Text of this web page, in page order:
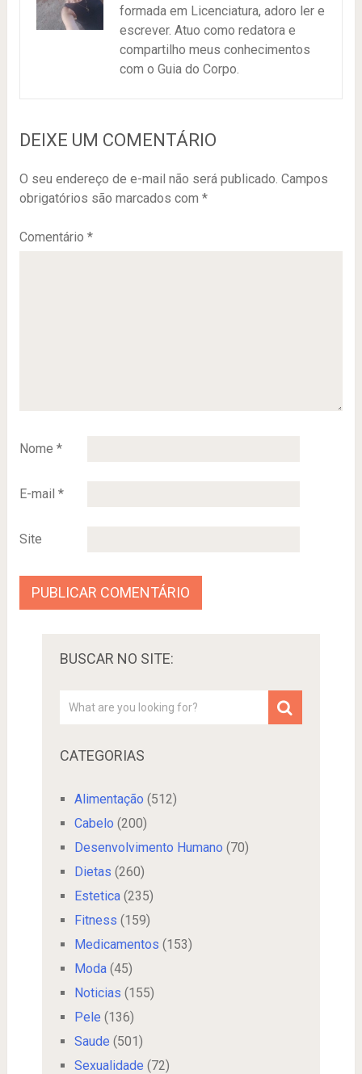
formada em Licenciatura, adoro ler e
escrever. Atuo como redatora e
compartilho meus conhecimentos
com o Guia do Corpo.
DEIXE UM COMENTÁRIO
O seu endereço de e-mail não será publicado. Campos
obrigatórios são marcados com *
Comentário *
Nome *
E-mail *
Site
BUSCAR NO SITE:
CATEGORIAS
Alimentação (512)
Cabelo (200)
Desenvolvimento Humano (70)
Dietas (260)
Estetica(235)
Fitness (159)
Medicamentos (153)
Moda(45)
Noticias (155)
Pele (136)
Saude (501)
Sexualidade (72)